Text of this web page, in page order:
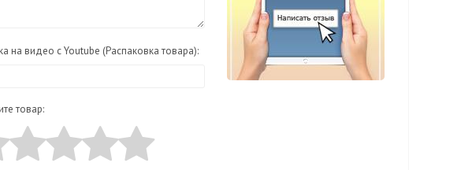
на видео с Youtube (Распаковка товара):
товар: